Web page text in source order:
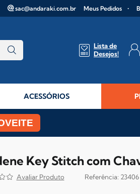
sac@andaraki.com.br Meus Pedidos
Lista de
Desejos!
ACESSÓRIOS
Key Stitch com
23406